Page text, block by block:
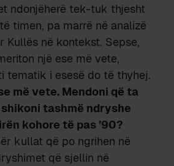
ndonjëherë tek-tuk thjesht
timen, pa marrë në analizë
Kullës në kontekst. Sepse,
një ese më vete,
tematik i esesë do të thyhej.
më vete. Mendoni që ta
tashmë ndryshe
kohore të pas ’90?
kullat që po ngrihen në
që sjellin në